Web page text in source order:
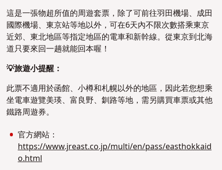
這是一張物超所值的周遊套票，除了可前往羽田機場、成田
國際機場、東京站等地以外，可在6天內不限次數搭乘東京
近郊、東北地區等指定地區的電車和新幹線。從東京到北海
道只要來回一趟就能回本喔！
💡旅遊小提醒：
此票不適用於函館、小樽和札幌以外的地區，因此若您想乘
坐電車遊覽美瑛、富良野、釧路等地，需另購買車票或其他
鐵路周遊券。
官方網站：
https://www.jreast.co.jp/multi/en/pass/easthokkaid
o.html